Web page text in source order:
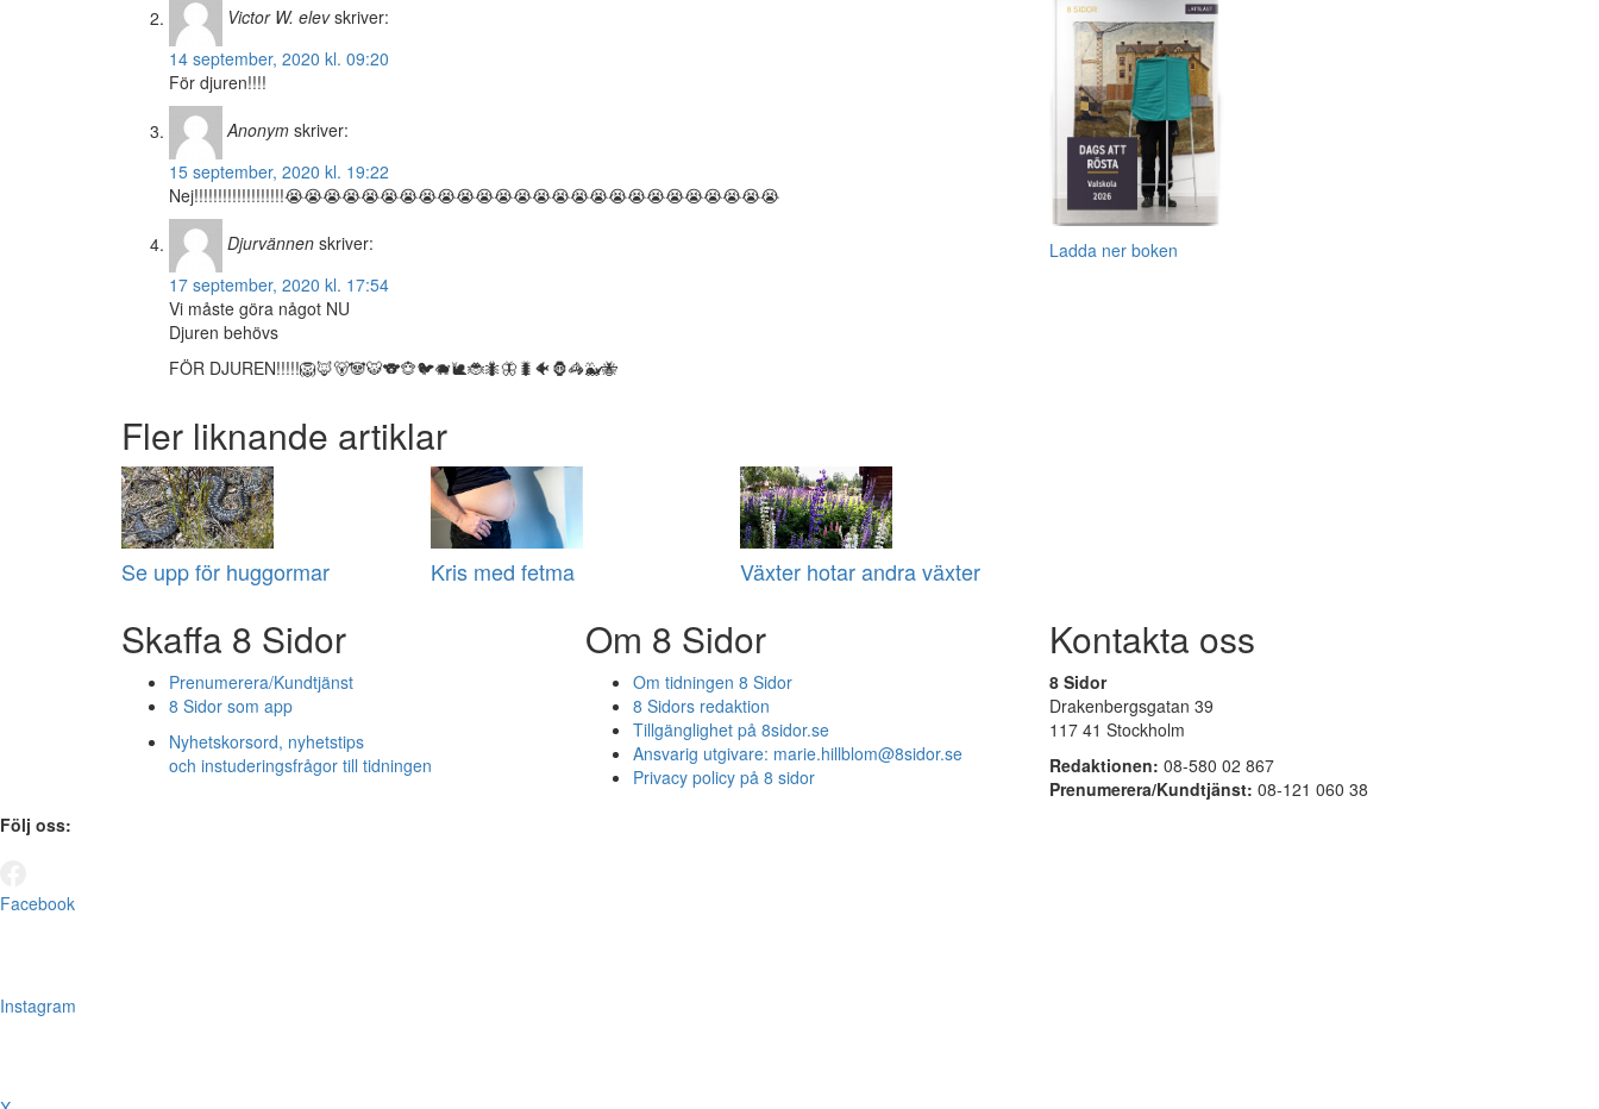
Victor W. elev skriver:
14 september, 2020 kl. 09:20
För djuren!!!!
Anonym skriver:
15 september, 2020 kl. 19:22
Nej!!!!!!!!!!!!!!!!!!!😭😭😭😭😭😭😭😭😭😭😭😭😭😭😭😭😭😭😭😭😭😭😭😭😭😭
Djurvännen skriver:
17 september, 2020 kl. 17:54
Vi måste göra något NU
Djuren behövs
FÖR DJUREN!!!!!🦁🦊🐻🐼🐯🐨🐵🐦🐗🐌🐞🐜🦋🐛🐠🦍🦓🐳🐝
Fler liknande artiklar
Se upp för huggormar Kris med fetma Växter hotar andra växter
Ladda ner boken
Skaffa 8 Sidor
Prenumerera/Kundtjänst
8 Sidor som app
Nyhetskorsord, nyhetstips
och instuderingsfrågor till tidningen
Om 8 Sidor
Om tidningen 8 Sidor
8 Sidors redaktion
Tillgänglighet på 8sidor.se
Ansvarig utgivare: marie.hillblom@8sidor.se
Privacy policy på 8 sidor
Kontakta oss
8 Sidor
Drakenbergsgatan 39
117 41 Stockholm
Redaktionen: 08-580 02 867
Prenumerera/Kundtjänst: 08-121 060 38
Följ oss:
Facebook
Instagram